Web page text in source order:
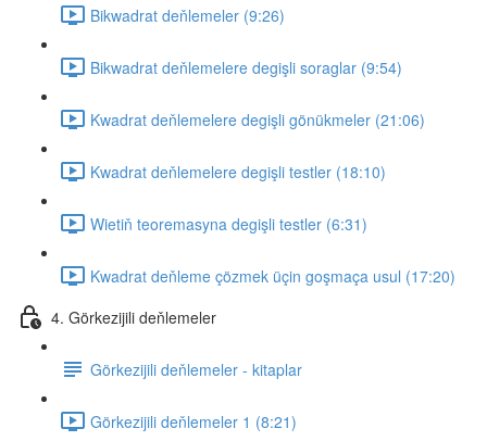
Bikwadrat deňlemeler (9:26)
Bikwadrat deňlemelere degişli soraglar (9:54)
Kwadrat deňlemelere degişli gönükmeler (21:06)
Kwadrat deňlemelere degişli testler (18:10)
Wietiň teoremasyna degişli testler (6:31)
Kwadrat deňleme çözmek üçin goşmaça usul (17:20)
4. Görkezijili deňlemeler
Görkezijili deňlemeler - kitaplar
Görkezijili deňlemeler 1 (8:21)